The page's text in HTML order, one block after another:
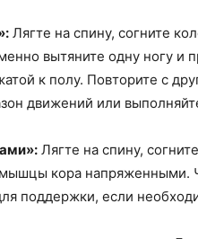
Лягте на спину, согните
вытяните одну ногу и
к полу. Повторите с
движений или
Лягте на спину,
кора напряженными.
поддержки, если